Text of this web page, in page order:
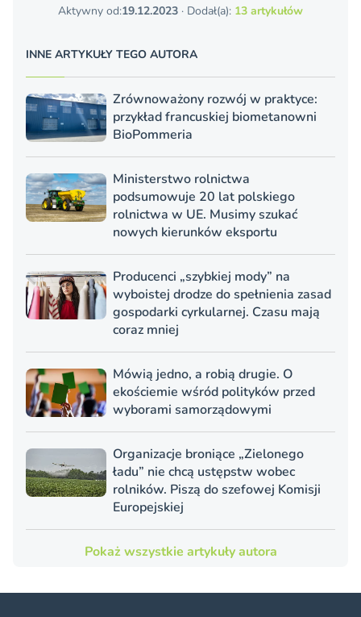
Aktywny od:19.12.2023 · Dodał(a): 13 artykułów
INNE ARTYKUŁY TEGO AUTORA
Zrównoważony rozwój w praktyce:
przykład francuskiej biometanowni
BioPommeria
Ministerstwo rolnictwa
podsumowuje 20 lat polskiego
rolnictwa w UE. Musimy szukać
nowych kierunków eksportu
Producenci „szybkiej mody” na
wyboistej drodze do spełnienia zasad
gospodarki cyrkularnej. Czasu mają
coraz mniej
Mówią jedno, a robią drugie. O
ekościemie wśród polityków przed
wyborami samorządowymi
Organizacje broniące „Zielonego
ładu” nie chcą ustępstw wobec
rolników. Piszą do szefowej Komisji
Europejskiej
Pokaż wszystkie artykuły autora